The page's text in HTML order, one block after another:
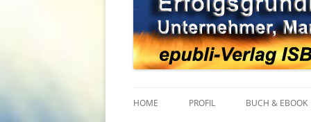
HOME PROFIL BUCH & EBOOK